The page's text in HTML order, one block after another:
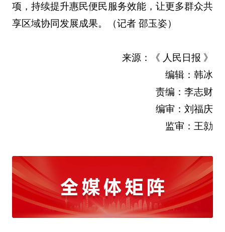
项，持续提升惠民便民服务效能，让更多群众共
享区域协同发展成果。（记者 邵玉姿）
来源：《 人民日报 》
编辑：韩冰
责编：李志财
编审：刘福庆
监审：王勍